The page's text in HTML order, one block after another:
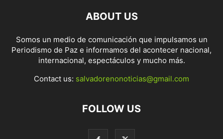
ABOUT US
Somos un medio de comunicación que impulsamos un
Periodismo de Paz e informamos del acontecer nacional,
internacional, espectáculos y mucho más.
Contact us: salvadorenonoticias@gmail.com
FOLLOW US